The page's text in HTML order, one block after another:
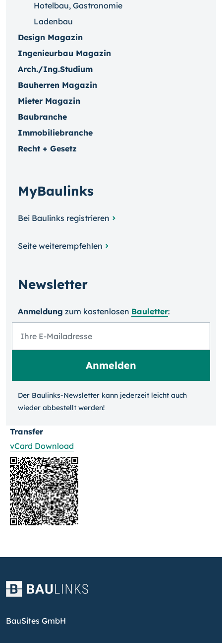
Hotelbau, Gastronomie
Ladenbau
Design Magazin
Ingenieurbau Magazin
Arch./Ing.Studium
Bauherren Magazin
Mieter Magazin
Baubranche
Immobiliebranche
Recht + Gesetz
MyBaulinks
Bei Baulinks registrieren
Seite weiterempfehlen
Newsletter
Anmeldung zum kosten­losen Bauletter:
Der Baulinks-Newsletter kann jeder­zeit leicht auch
wieder ab­bestellt werden!
Transfer
vCard Download
BauSites GmbH